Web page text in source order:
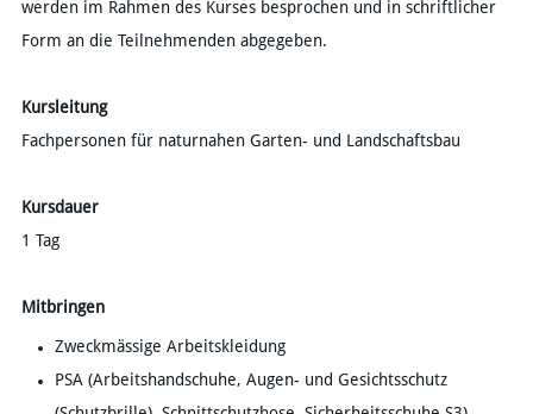
werden im Rahmen des Kurses besprochen und in schriftlicher
Form an die Teilnehmenden abgegeben.
Kursleitung
Fachpersonen für naturnahen Garten- und Landschaftsbau
Kursdauer
1 Tag
​Mitbringen
​Zweckmässige Arbeitskleidung
PSA (Arbeitshandschuhe, Augen- und Gesichtsschutz